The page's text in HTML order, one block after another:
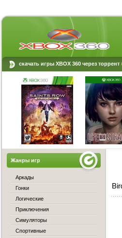
скачать игры XBOX 360 через торрент
Жанры игр
Аркады
Гонки
Логические
Приключения
Симуляторы
Спортивные